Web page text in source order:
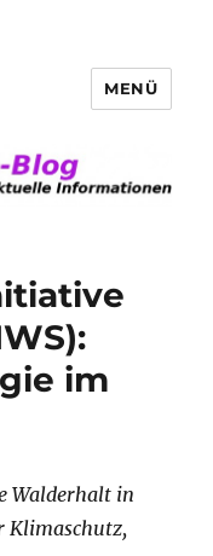
MENÜ
im
Walderhalt in
Klimaschutz,